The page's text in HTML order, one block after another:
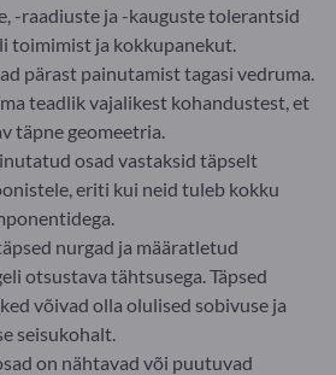
-raadiuste ja -kauguste tolerantsid
toimimist ja kokkupanekut.
pärast painutamist tagasi vedruma.
teadlik vajalikest kohandustest, et
täpne geomeetria.
osad vastaksid täpselt
eriti kui neid tuleb kokku
nurgad ja määratletud
otsustava tähtsusega. Täpsed
võivad olla olulised sobivuse ja
seisukohalt.
on nähtavad või puutuvad